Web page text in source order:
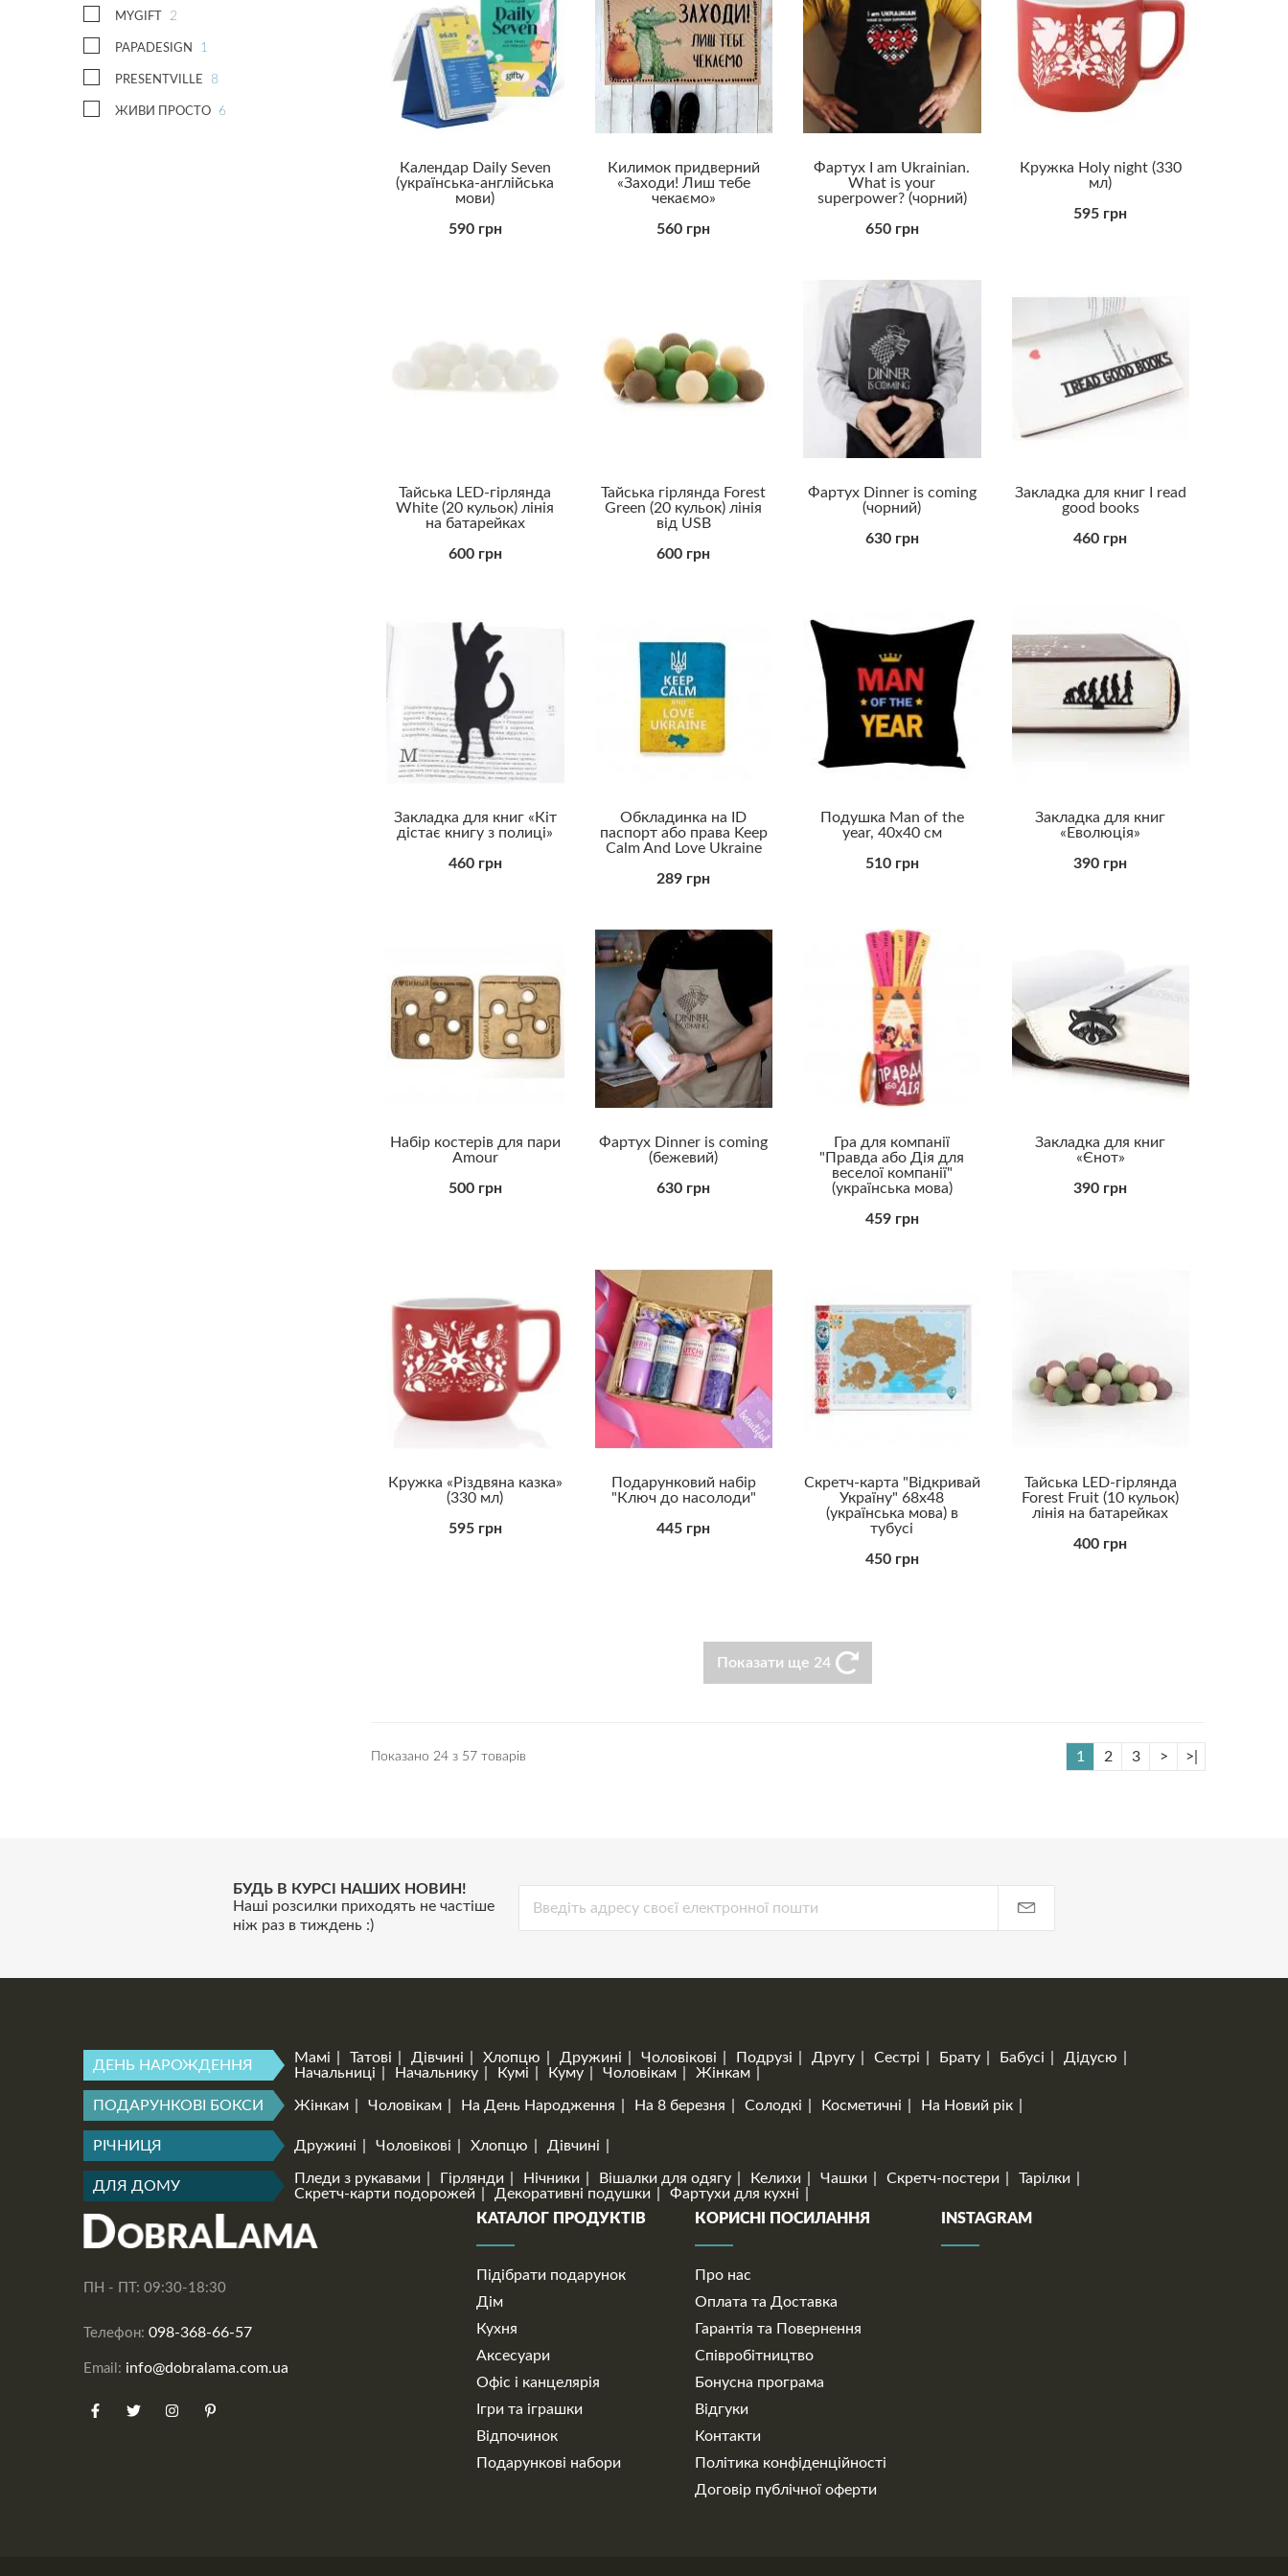
Юристу
Романтичні
Універсальні
MYGIFT 2
PAPADESIGN 1
PRESENTVILLE 8
ЖИВИ ПРОСТО 6
Календар Daily Seven
(українська-англійська
мови)
590 грн
Килимок придверний
«Заходи! Лиш тебе
чекаємо»
560 грн
Фартух I am Ukrainian.
What is your
superpower? (чорний)
650 грн
Кружка Holy night (330
мл)
595 грн
Тайська LED-гірлянда
White (20 кульок) лінія
на батарейках
600 грн
Тайська гірлянда Forest
Green (20 кульок) лінія
від USB
600 грн
Фартух Dinner is coming
(чорний)
630 грн
Закладка для книг I read
good books
460 грн
Закладка для книг «Кіт
дістає книгу з полиці»
460 грн
Обкладинка на ID
паспорт або права Keep
Calm And Love Ukraine
289 грн
Подушка Man of the
year, 40х40 см
510 грн
Закладка для книг
«Еволюція»
390 грн
Набір костерів для пари
Amour
500 грн
Фартух Dinner is coming
(бежевий)
630 грн
Гра для компанії
"Правда або Дія для
веселої компанії"
(українська мова)
459 грн
Закладка для книг
«Єнот»
390 грн
Кружка «Різдвяна казка»
(330 мл)
595 грн
Подарунковий набір
"Ключ до насолоди"
445 грн
Скретч-карта "Відкривай
Україну" 68х48
(українська мова) в
тубусі
450 грн
Тайська LED-гірлянда
Forest Fruit (10 кульок)
лінія на батарейках
400 грн
Показати ще 24
Показано 24 з 57 товарів 1 2 3 > >|
БУДЬ В КУРСІ НАШИХ НОВИН!
Наші розсилки приходять не частіше
ніж раз в тиждень :)
ДЕНЬ НАРОЖДЕННЯ Мамі Татові Дівчині Хлопцю Дружині Чоловікові Подрузі Другу Сестрі Брату Бабусі
Дідусю
Начальниці
Начальнику Кумі Куму Чоловікам Жінкам
ПОДАРУНКОВІ БОКСИ Жінкам Чоловікам На День Народження На 8 березня Солодкі Косметичні На Новий рік
РІЧНИЦЯ Дружині Чоловікові Хлопцю Дівчині
ДЛЯ ДОМУ Пледи з рукавами Гірлянди Нічники Вішалки для одягу Келихи Чашки Скретч-постери
Тарілки
Скретч-карти подорожей
Декоративні подушки Фартухи для кухні
ПН - ПТ: 09:30-18:30
Телефон: 098-368-66-57
Email: info@dobralama.com.ua
КАТАЛОГ ПРОДУКТІВ
Підібрати подарунок
Дім
Кухня
Аксесуари
Офіс і канцелярія
Ігри та іграшки
Відпочинок
Подарункові набори
КОРИСНІ ПОСИЛАННЯ
Про нас
Оплата та Доставка
Гарантія та Повернення
Співробітництво
Бонусна програма
Відгуки
Контакти
Політика конфіденційності
Договір публічної оферти
INSTAGRAM